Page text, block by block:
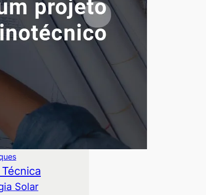
chave
mais comentados:
de Energia
Técnico
Solar